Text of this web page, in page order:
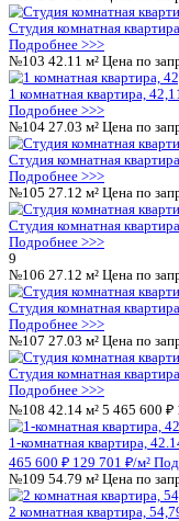
Студия комнатная
Подробнее >>>
6
№61 27.12 м² Цена
Студия комнатная
Подробнее >>>
№62 27.03 м² Цена
Студия комнатная
Подробнее >>>
№63 42.14 м²
1-комнатная
465 600 ₽ 129 701 ₽/
№64 54.79 м²
2 комнатная
Подробнее >>>
№65 44.45 м² Цена по
1 комнатная
Подробнее >>>
№66 41.58 м² Цена